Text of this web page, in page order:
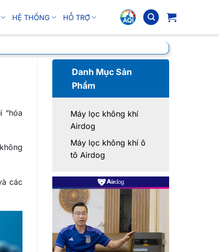
HỆ THỐNG HỖ TRỢ
“hóa
các
Danh Mục Sản
Phẩm
Máy lọc không khí
Airdog
Máy lọc không khí ô
tô Airdog